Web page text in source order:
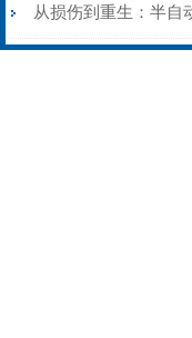
艺基石
电缆热补机智能控温
从损伤到重生：半自